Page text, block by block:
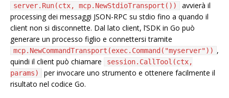
server.Run(ctx, mcp.NewStdioTransport())
avvierà il
processing dei messaggi JSON-RPC su stdio fino a quando il
client non si disconnette. Dal lato client, l’SDK in Go può
generare un processo figlio e connettersi tramite
mcp.NewCommandTransport(exec.Command("myserver")) ,
quindi il client può chiamare
session.CallTool(ctx,
params)
per invocare uno strumento e ottenere facilmente il
risultato nel codice Go.